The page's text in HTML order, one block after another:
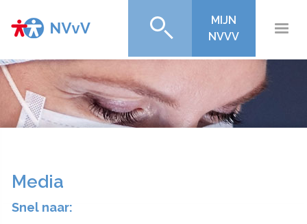
MIJN
NVVV
Media
Snel naar: